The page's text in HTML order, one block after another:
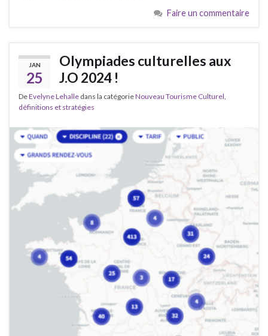
Faire un commentaire
JAN
25
Olympiades culturelles aux
J.O 2024 !
DeEvelyne Lehalle dans la catégorieNouveau Tourisme Culturel,
définitions et stratégies